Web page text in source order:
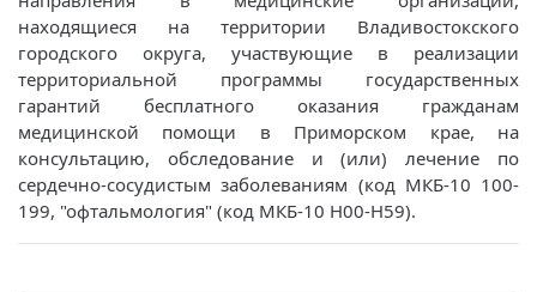
находящиеся на территории Владивостокского
городского округа, участвующие в реализации
территориальной программы государственных
гарантий бесплатного оказания гражданам
медицинской помощи в Приморском крае, на
консультацию, обследование и (или) лечение по
сердечно-сосудистым заболеваниям (код МКБ-10 100-
199, "офтальмология" (код МКБ-10 Н00-Н59).